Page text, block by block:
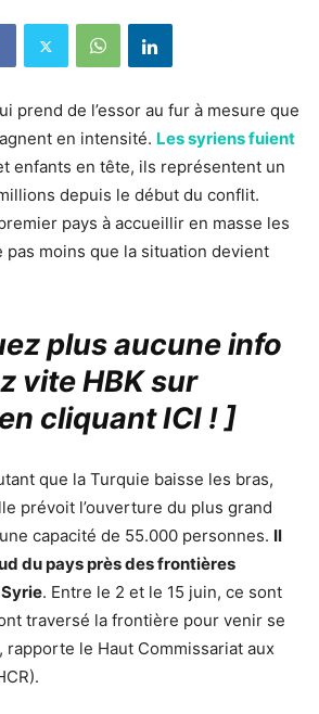
prend de l’essor au fur à mesure que
en intensité. Les syriens fuient
enfants en tête, ils représentent un
depuis le début du conflit.
pays à accueillir en masse les
pas moins que la situation devient
plus aucune info
vite HBK sur
cliquant ICI !]
que la Turquie baisse les bras,
prévoit l’ouverture du plus grand
capacité de 55.000 personnes. Il
du pays près des frontières
. Entre le 2 et le 15 juin, ce sont
traversé la frontière pour venir se
le Haut Commissariat aux